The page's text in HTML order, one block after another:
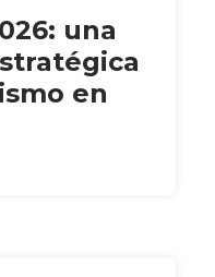
una
en